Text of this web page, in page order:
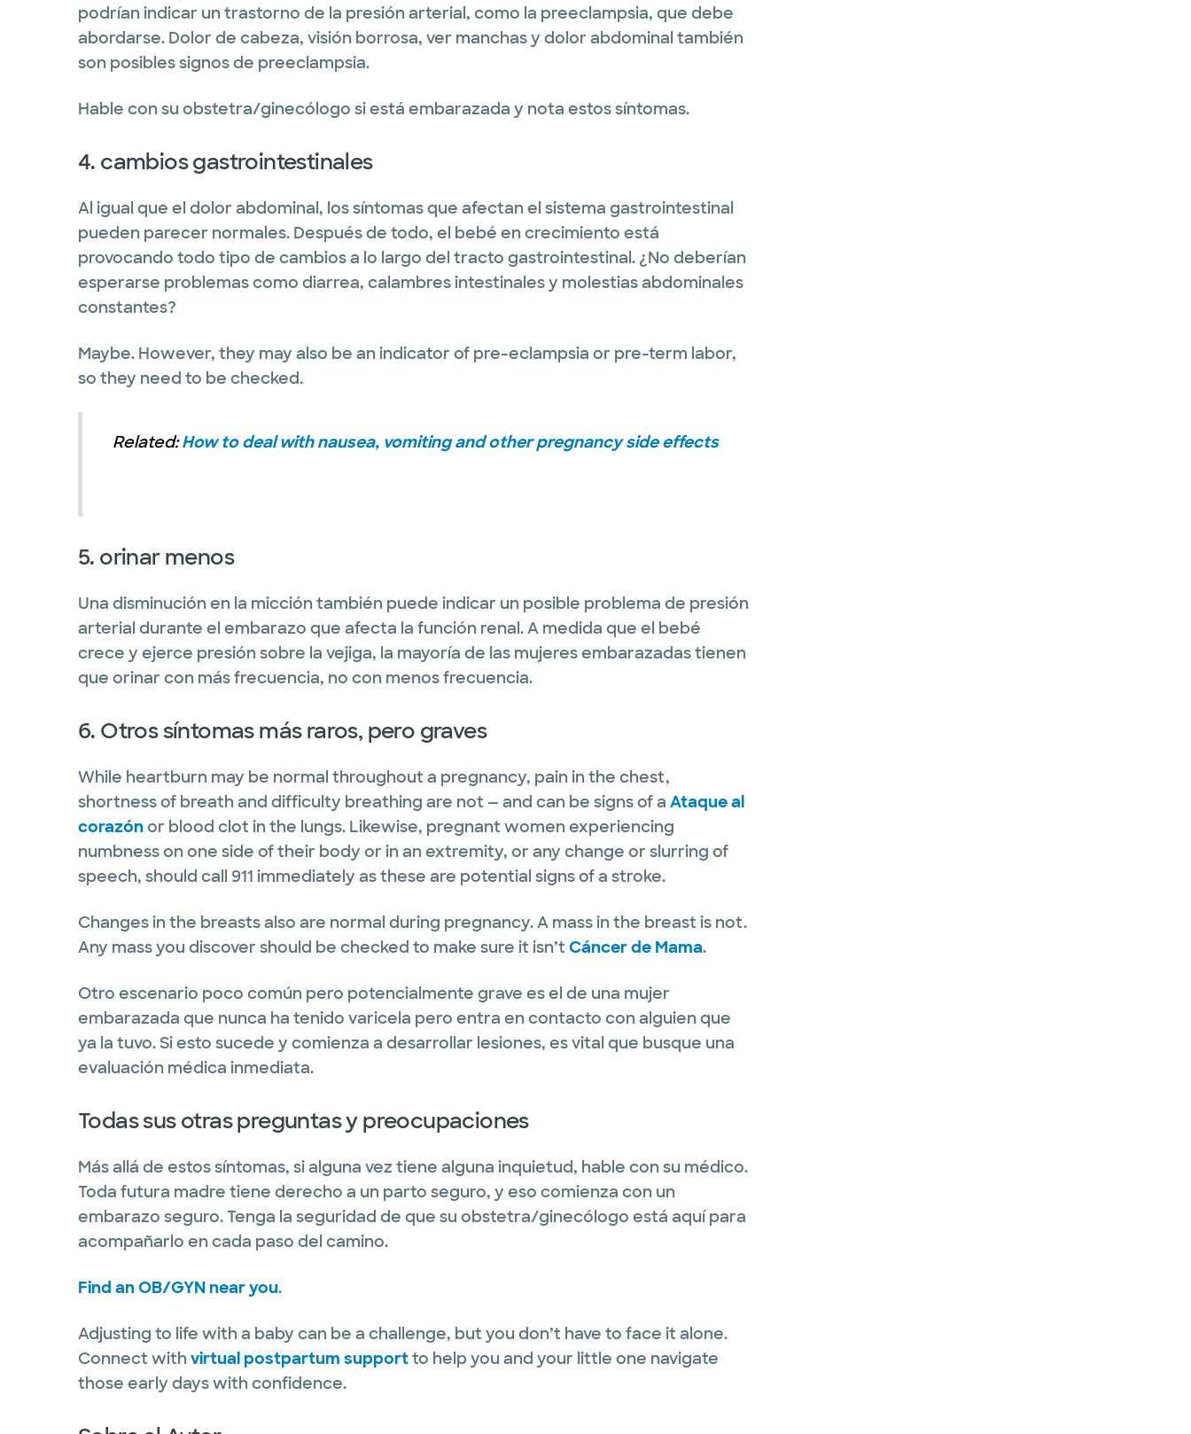
podrían indicar un trastorno de la presión arterial, como la preeclampsia, que debe
abordarse. Dolor de cabeza, visión borrosa, ver manchas y dolor abdominal también
son posibles signos de preeclampsia.
Hable con su obstetra/ginecólogo si está embarazada y nota estos síntomas.
4. cambios gastrointestinales
Al igual que el dolor abdominal, los síntomas que afectan el sistema gastrointestinal
pueden parecer normales. Después de todo, el bebé en crecimiento está
provocando todo tipo de cambios a lo largo del tracto gastrointestinal. ¿No deberían
esperarse problemas como diarrea, calambres intestinales y molestias abdominales
constantes?
Maybe. However, they may also be an indicator of pre-eclampsia or pre-term labor,
so they need to be checked.
Related:How to deal with nausea, vomiting and other pregnancy side effects
5. orinar menos
Una disminución en la micción también puede indicar un posible problema de presión
arterial durante el embarazo que afecta la función renal. A medida que el bebé
crece y ejerce presión sobre la vejiga, la mayoría de las mujeres embarazadas tienen
que orinar con más frecuencia, no con menos frecuencia.
6. Otros síntomas más raros, pero graves
While heartburn may be normal throughout a pregnancy, pain in the chest,
shortness of breath and difficulty breathing are not — and can be signs of a Ataque al
corazón or blood clot in the lungs. Likewise, pregnant women experiencing
numbness on one side of their body or in an extremity, or any change or slurring of
speech, should call 911 immediately as these are potential signs of a stroke.
Changes in the breasts also are normal during pregnancy. A mass in the breast is not.
Any mass you discover should be checked to make sure it isn’tCáncer de Mama.
Otro escenario poco común pero potencialmente grave es el de una mujer
embarazada que nunca ha tenido varicela pero entra en contacto con alguien que
ya la tuvo. Si esto sucede y comienza a desarrollar lesiones, es vital que busque una
evaluación médica inmediata.
Todas sus otras preguntas y preocupaciones
Más allá de estos síntomas, si alguna vez tiene alguna inquietud, hable con su médico.
Toda futura madre tiene derecho a un parto seguro, y eso comienza con un
embarazo seguro. Tenga la seguridad de que su obstetra/ginecólogo está aquí para
acompañarlo en cada paso del camino.
Find an OB/GYN near you.
Adjusting to life with a baby can be a challenge, but you don’t have to face it alone.
Connect with virtual postpartum supportto help you and your little one navigate
those early days with confidence.